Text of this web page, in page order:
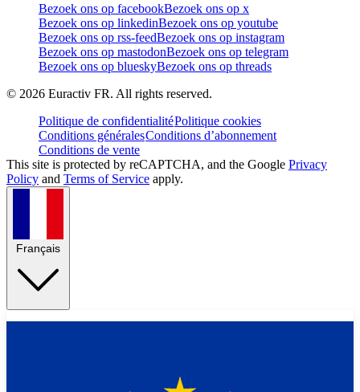
Bezoek ons op facebookBezoek ons op x
Bezoek ons op linkedinBezoek ons op youtube
Bezoek ons op rss-feedBezoek ons op instagram
Bezoek ons op mastodonBezoek ons op telegram
Bezoek ons op blueskyBezoek ons op threads
© 2026 Euractiv FR. All rights reserved.
Politique de confidentialitéPolitique cookies
Conditions généralesConditions d’abonnement
Conditions de vente
This site is protected by reCAPTCHA, and the Google Privacy
Policy and Terms of Service apply.
Français